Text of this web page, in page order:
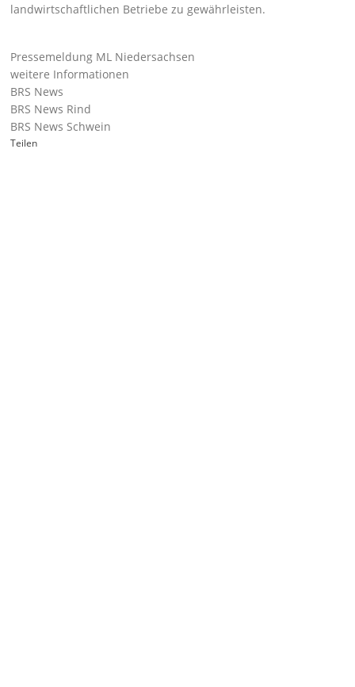
landwirtschaftlichen Betriebe zu gewährleisten.
Pressemeldung ML Niedersachsen
weitere Informationen
BRS News
BRS News Rind
BRS News Schwein
Teilen